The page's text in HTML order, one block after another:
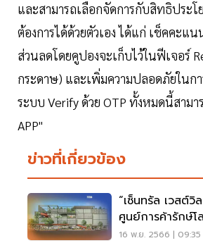
และสามารถเลือกจัดการกับสิทธิประ
ต้องการได้ด้วยตัวเอง ได้แก่ เช็คคะ
ส่วนลดโดยคูปองจะเก็บไว้ในฟีเจอร์
กระดาษ) และเพิ่มความปลอดภัยในก
ระบบ Verify ด้วย OTP ทั้งหมดนี้สาม
APP"
ข่าวที่เกี่ยวข้อง
“เซ็นทรัล เวสต์วิ
ศูนย์การค้ารักษ์
Mall”
16 พ.ย. 2566 | 09:35